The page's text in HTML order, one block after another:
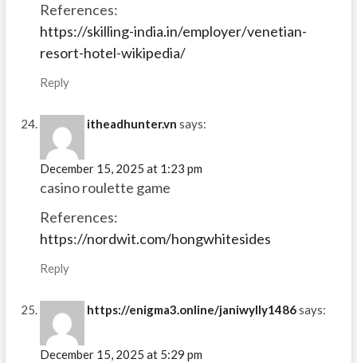
References:
https://skilling-india.in/employer/venetian-
resort-hotel-wikipedia/
Reply
itheadhunter.vn says:
December 15, 2025 at 1:23 pm
casino roulette game
References:
https://nordwit.com/hongwhitesides
Reply
https://enigma3.online/janiwylly1486says:
December 15, 2025 at 5:29 pm